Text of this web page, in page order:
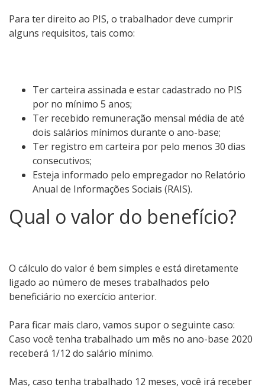
Para ter direito ao PIS, o trabalhador deve cumprir
alguns requisitos, tais como:
Ter carteira assinada e estar cadastrado no PIS
por no mínimo 5 anos;
Ter recebido remuneração mensal média de até
dois salários mínimos durante o ano-base;
Ter registro em carteira por pelo menos 30 dias
consecutivos;
Esteja informado pelo empregador no Relatório
Anual de Informações Sociais (RAIS).
Qual o valor do benefício?
O cálculo do valor é bem simples e está diretamente
ligado ao número de meses trabalhados pelo
beneficiário no exercício anterior.
Para ficar mais claro, vamos supor o seguinte caso:
Caso você tenha trabalhado um mês no ano-base 2020
receberá 1/12 do salário mínimo.
Mas, caso tenha trabalhado 12 meses, você irá receber